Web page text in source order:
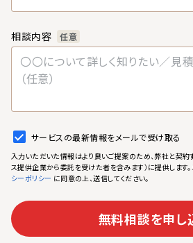
相談内容 任意
サービスの最新情報をメールで受け取る
入力いただいた情報はより良いご提案のため、弊社と契約
ス提供企業から委託を受けた者を含みます）に提供します
シーポリシー に同意の上、送信してください。
無料相談を申し